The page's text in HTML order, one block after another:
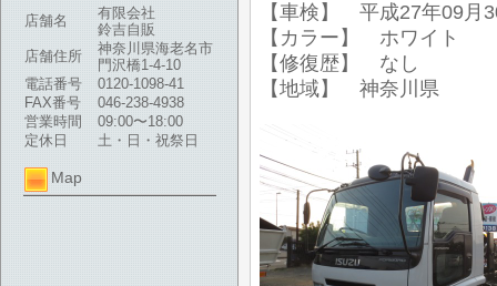
店舗名
有限会社
鈴吉自販
店舗住所
神奈川県海老名市
門沢橋1-4-10
電話番号
0120-1098-41
FAX番号
046-238-4938
営業時間
09:00〜18:00
定休日
土・日・祝祭日
Map
【車検】 平成27年09月
【カラー】 ホワイト
【修復歴】 なし
【地域】 神奈川県